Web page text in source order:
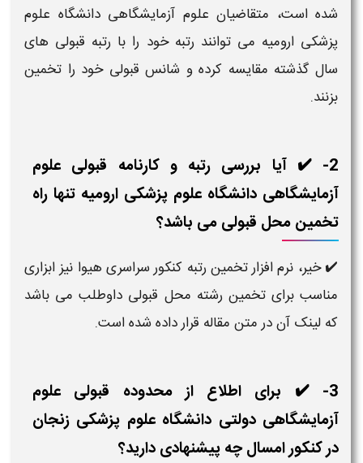
شده است، متقاضیان علوم آزمایشگاهی دانشگاه علوم
پزشکی ارومیه می توانند رتبه خود را با رتبه قبولی های
سال گذشته مقایسه کرده و شانس قبولی خود را تخمین
بزنند.
2- ✔️ آیا بررسی رتبه و کارنامه قبولی علوم
آزمایشگاهی دانشگاه علوم پزشکی ارومیه تنها راه
تخمین محل قبولی می باشد؟
✔️ خیر، نرم افزار تخمین رتبه کنکور سراسری هیوا نیز ابزاری
مناسب برای تخمین رشته محل قبولی داوطلب می باشد
که لینک آن در متن مقاله قرار داده شده است.
3- ✔️ برای اطلاع از محدوده قبولی علوم
آزمایشگاهی دولتی دانشگاه علوم پزشکی زنجان
در کنکور امسال چه پیشنهادی دارید؟